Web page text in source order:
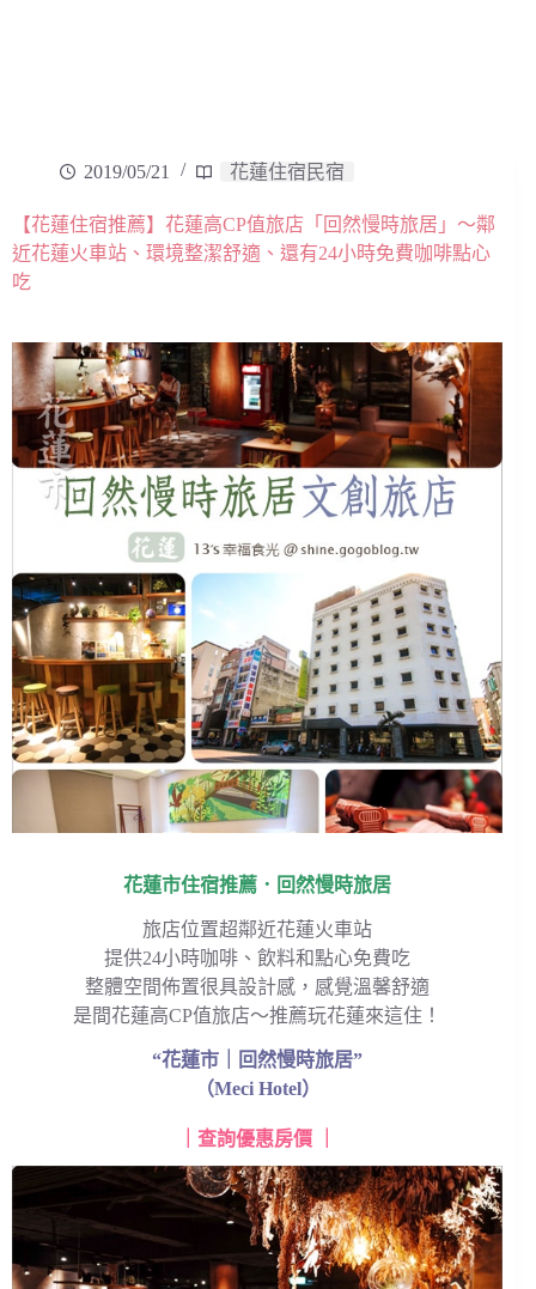
2019/05/21 花蓮住宿民宿
【花蓮住宿推薦】花蓮高CP值旅店「回然慢時旅居」～鄰
近花蓮火車站、環境整潔舒適、還有24小時免費咖啡點心
吃
花蓮市住宿推薦．回然慢時旅居
旅店位置超鄰近花蓮火車站
提供24小時咖啡、飲料和點心免費吃
整體空間佈置很具設計感，感覺溫馨舒適
是間花蓮高CP值旅店～推薦玩花蓮來這住！
“花蓮市｜回然慢時旅居”
（Meci Hotel）
｜查詢優惠房價